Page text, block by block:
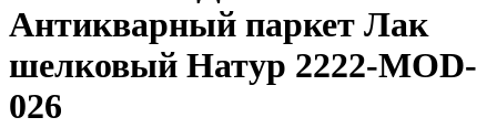
Антикварный паркет Лак
шелковый Натур 2222-MOD-
026